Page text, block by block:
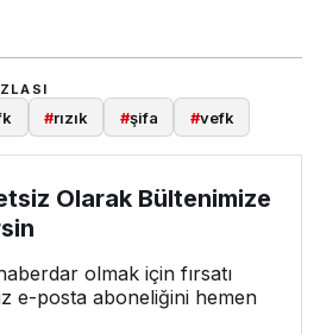
#rızık #şifa #vefk
Olarak Bültenimize
olmak için fırsatı
e-posta aboneliğini hemen